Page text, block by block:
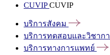
CUVIPCUVIP
บริการสังคม
บริการทดสอบและวิชาก
บริการทางการแพทย์